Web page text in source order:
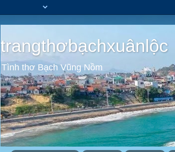
trangthơbạchxuânlộc
Tình thơ Bạch Vũng Nồm